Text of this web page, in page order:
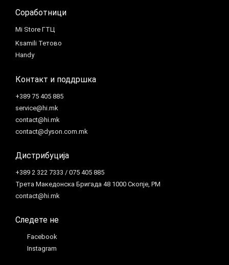
Соработници
Mi Store ГТЦ
Ksamili Тетово
Handy
Контакт и поддршка
+389 75 405 885
service@hi.mk
contact@hi.mk
contact@dyson.com.mk
Дистрибуција
+389 2 322 7333 / 075 405 885
Трета Македонска Бригада 48 1000 Скопје, РМ
contact@hi.mk
Следете не
Facebook
Instagram